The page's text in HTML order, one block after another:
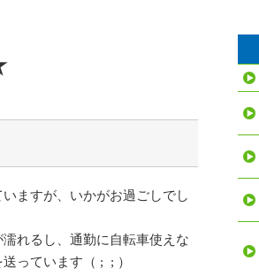
ますが、いかがお過ごしでし
れるし、通勤に自転車使えな
っています（ ; ; ）